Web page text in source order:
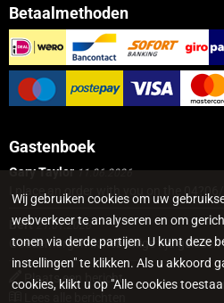
Betaalmethoden
Gastenboek
Gary Taylor 11.06.2026
I place an order with you on the 04?06/
Bert 21.01.2026
Goedemorgen Ik heb enige tijd geleden
Plaats een bericht
Wij gebruiken cookies om uw
webverkeer te analyseren en om
tonen via derde partijen. U kunt deze
instellingen" te klikken. Als u akkoord
cookies, klikt u op "Alle cookies